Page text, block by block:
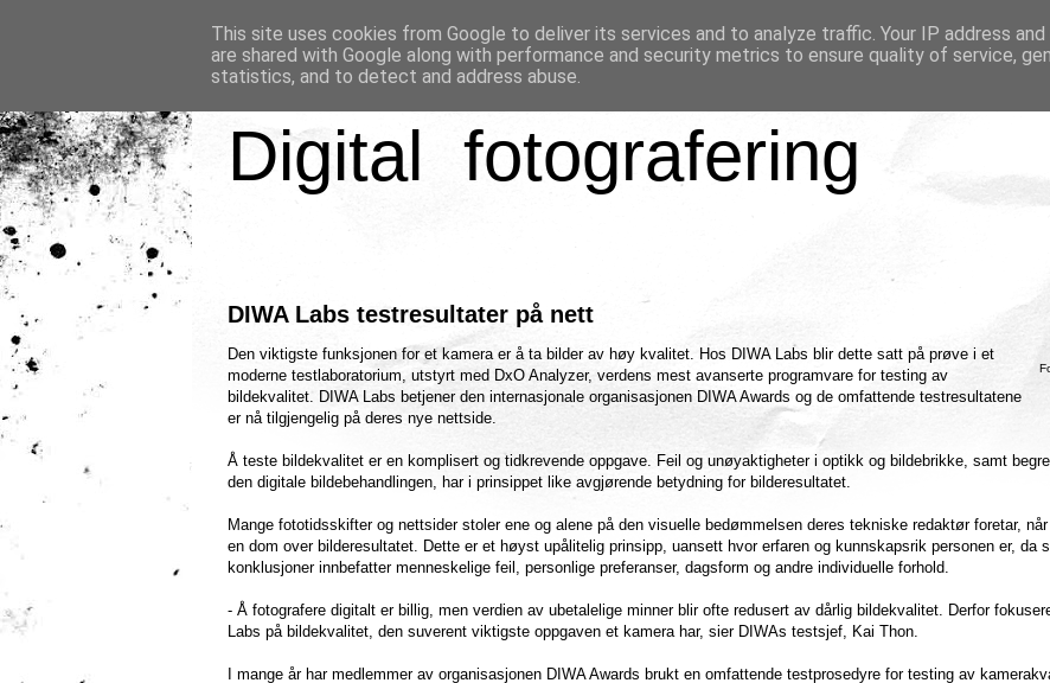
Digital fotografering
DIWA Labs testresultater på nett
Den viktigste funksjonen for et kamera er å ta bilder av høy kvalitet. Hos DIWA Labs blir dette satt på prøve i et
moderne testlaboratorium, utstyrt med DxO Analyzer, verdens mest avanserte programvare for testing av
bildekvalitet. DIWA Labs betjener den internasjonale organisasjonen DIWA Awards og de omfattende testresultatene
er nå tilgjengelig på deres nye nettside.
Å teste bildekvalitet er en komplisert og tidkrevende oppgave. Feil og unøyaktigheter i optikk og bildebrikke, samt
den digitale bildebehandlingen, har i prinsippet like avgjørende betydning for bilderesultatet.
Mange fototidsskifter og nettsider stoler ene og alene på den visuelle bedømmelsen deres tekniske redaktør foretar,
en dom over bilderesultatet. Dette er et høyst upålitelig prinsipp, uansett hvor erfaren og kunnskapsrik personen er, da
konklusjoner innbefatter menneskelige feil, personlige preferanser, dagsform og andre individuelle forhold.
- Å fotografere digitalt er billig, men verdien av ubetalelige minner blir ofte redusert av dårlig bildekvalitet. Derfor
Labs på bildekvalitet, den suverent viktigste oppgaven et kamera har, sier DIWAs testsjef, Kai Thon.
I mange år har medlemmer av organisasjonen DIWA Awards brukt en omfattende testprosedyre for testing av
This site uses cookies from Google to deliver its services and to analyze traffic. Your IP address
are shared with Google along with performance and security metrics to ensure quality of service,
statistics, and to detect and address abuse.